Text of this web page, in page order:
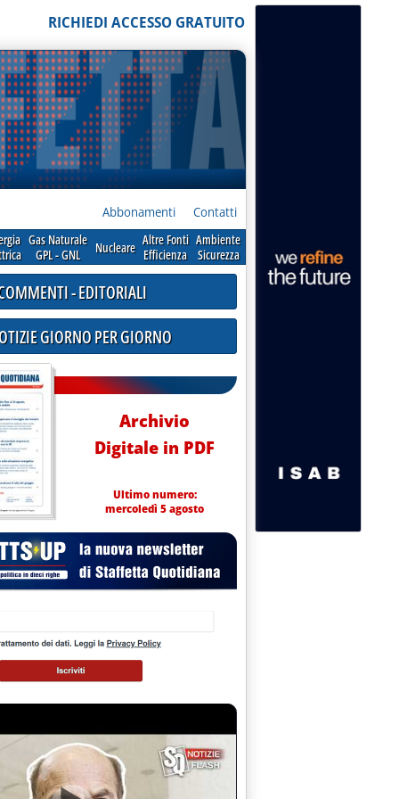
RICHIEDI ACCESSO GRATUITO
Abbonamenti Contatti
Gas Naturale
GPL - GNL
Nucleare Altre Fonti
Efficienza
Ambiente
Sicurezza
- EDITORIALI
GIORNO PER GIORNO
Archivio
Digitale in PDF
Ultimo numero:
mercoledì 5 agosto